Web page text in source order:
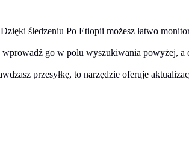
śledzeniu Po Etiopii możesz łatwo
wprowadź go w polu wyszukiwania powyżej,
przesyłkę, to narzędzie oferuje